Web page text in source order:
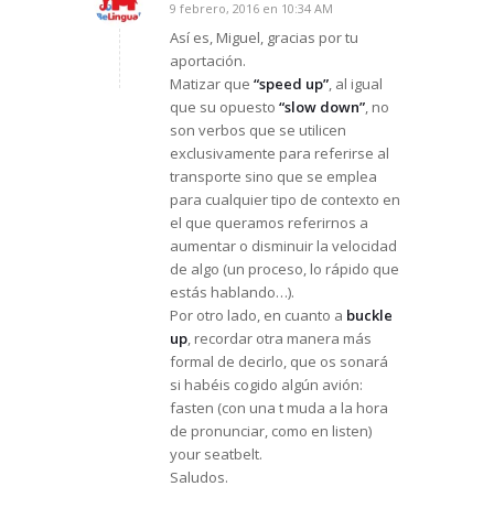
Dice:
9 febrero, 2016 en 10:34 AM
Así es, Miguel, gracias por tu
aportación.
Matizar que “speed up”, al igual
que su opuesto “slow down”, no
son verbos que se utilicen
exclusivamente para referirse al
transporte sino que se emplea
para cualquier tipo de contexto en
el que queramos referirnos a
aumentar o disminuir la velocidad
de algo (un proceso, lo rápido que
estás hablando…).
Por otro lado, en cuanto a buckle
up, recordar otra manera más
formal de decirlo, que os sonará
si habéis cogido algún avión:
fasten (con una t muda a la hora
de pronunciar, como en listen)
your seatbelt.
Saludos.